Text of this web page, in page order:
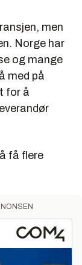
men
Norge har
og mange
med på
for å
få flere